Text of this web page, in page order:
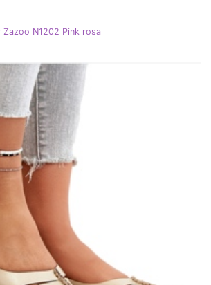
Zazoo N1202 Pink rosa